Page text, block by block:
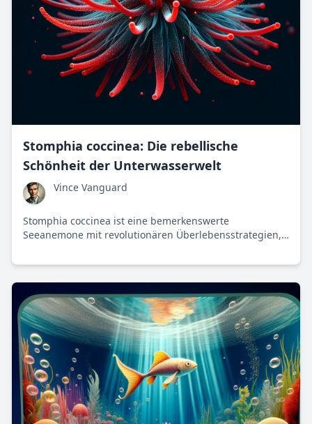
Stomphia coccinea: Die rebellische
Schönheit der Unterwasserwelt
Vince Vanguard
Stomphia coccinea ist eine bemerkenswerte
Seeanemone mit revolutionären Überlebensstrategien,
auf den Kopf stellt. In den kühlen Gewässern des
in unserer Gesellschaft als Vorbild dienen könnten.